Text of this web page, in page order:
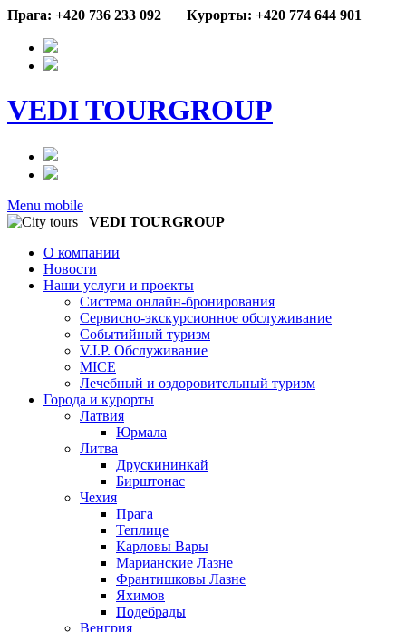
Прага: +420 736 233 092 Курорты: +420 774 644 901
VEDI TOURGROUP
Menu mobile
VEDI TOURGROUP
О компании
Новости
Наши услуги и проекты
Система онлайн-бронирования
Сервисно-экскурсионное обслуживание
Событийный туризм
V.I.P. Обслуживание
MICE
Лечебный и оздоровительный туризм
Города и курорты
Латвия
Юрмала
Литва
Друскининкай
Бирштонас
Чехия
Прага
Теплице
Карловы Вары
Марианские Лазне
Франтишковы Лазне
Яхимов
Подебрады
Венгрия